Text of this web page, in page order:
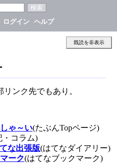
ログイン ヘルプ
既読を非表示
ンク先でもあり。
ゃ～い(たぶんTopページ)
・コラム)
な出張版(はてなダイアリー)
ーク(はてなブックマーク)